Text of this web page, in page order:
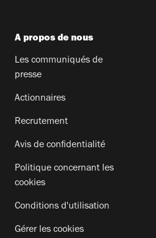
A propos de nous
Les communiqués de
presse
Actionnaires
Recrutement
Avis de confidentialité
Politique concernant les
cookies
Conditions d'utilisation
Gérer les cookies